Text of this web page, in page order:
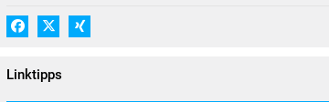
Facebook
X Xing
Linktipps